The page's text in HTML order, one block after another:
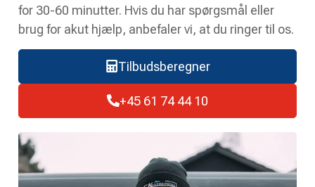
for 30-60 minutter. Hvis du har spørgsmål eller
brug for akut hjælp, anbefaler vi, at du ringer til os.
Tilbudsberegner
+45 61 74 44 10